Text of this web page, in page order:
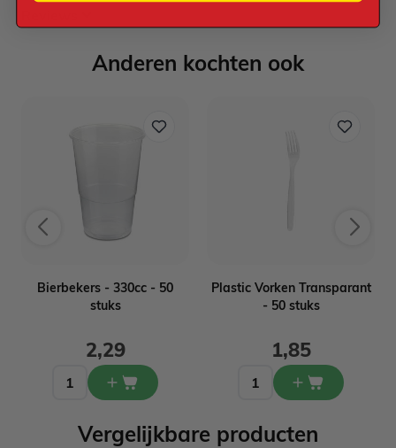
Anderen kochten ook
Bierbekers - 330cc - 50
stuks
2,29
Plastic Vorken Transparant
- 50 stuks
1,85
Vergelijkbare producten